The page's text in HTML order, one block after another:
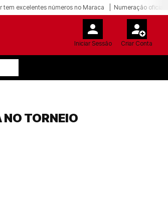
tem excelentes números no Maraca Numeração oficial
Iniciar Sessão Criar Conta
TORNEIO